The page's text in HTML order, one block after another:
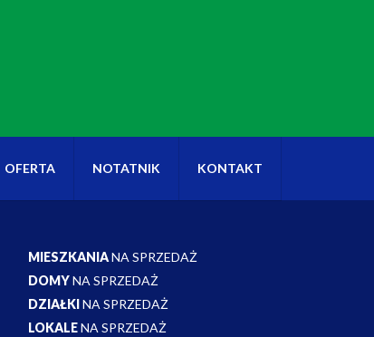
OFERTA NOTATNIK KONTAKT
MIESZKANIANA SPRZEDAŻ
DOMYNA SPRZEDAŻ
DZIAŁKINA SPRZEDAŻ
LOKALENA SPRZEDAŻ